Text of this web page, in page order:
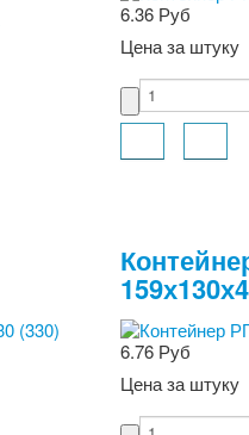
6.36 Руб
Цена за штуку
6.76 Руб
Цена за штуку